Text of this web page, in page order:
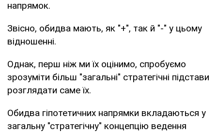
напрямок.
Звісно, обидва мають, як "+", так й "-" у цьому
відношенні.
Однак, перш ніж ми їх оцінимо, спробуємо
зрозуміти більш "загальні" стратегічні підстави
розглядати саме їх.
Обидва гіпотетичних напрямки вкладаються у
загальну "стратегічну" концепцію ведення